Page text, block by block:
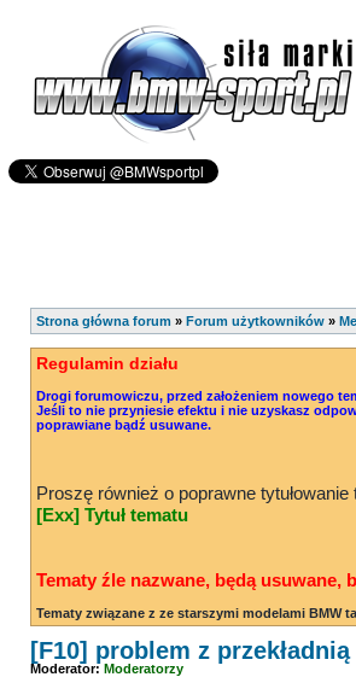
Strona główna forum » Forum użytkowników »
Regulamin działu
Drogi forumowiczu, przed założeniem nowego
Jeśli to nie przyniesie efektu i nie uzyskasz
poprawiane bądź usuwane.
Proszę również o poprawne tytułowanie
[Exx] Tytuł tematu
Tematy źle nazwane, będą usuwane,
Tematy związane z ze starszymi modelami BMW
[F10] problem z
Moderator:Moderatorzy